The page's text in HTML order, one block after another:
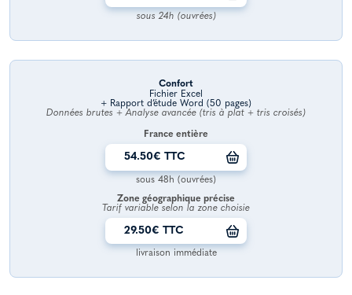
sous 24h (ouvrées)
Confort
Fichier Excel
+ Rapport d’étude Word (50 pages)
Données brutes + Analyse avancée (tris à plat + tris croisés)
France entière
54.50€ TTC
sous 48h (ouvrées)
Zone géographique précise
Tarif variable selon la zone choisie
29.50€ TTC
livraison immédiate